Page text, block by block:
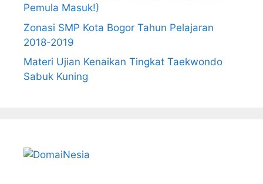
Pemula Masuk!)
Zonasi SMP Kota Bogor Tahun Pelajaran
2018-2019
Materi Ujian Kenaikan Tingkat Taekwondo
Sabuk Kuning